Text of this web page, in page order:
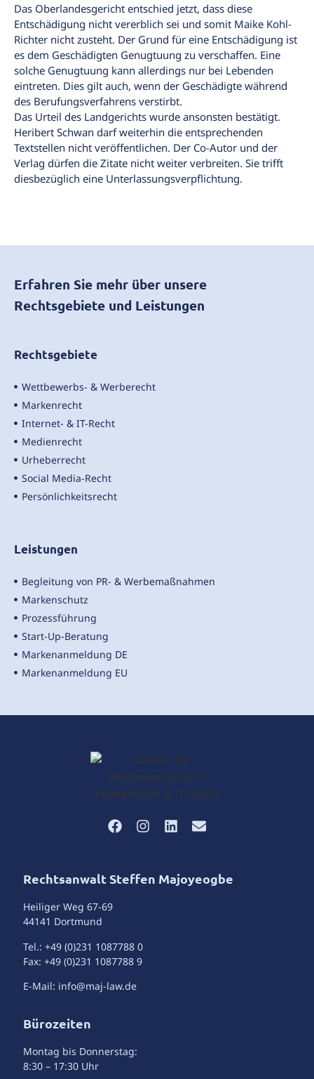
Das Oberlandesgericht entschied jetzt, dass diese
Entschädigung nicht vererblich sei und somit Maike Kohl-
Richter nicht zusteht. Der Grund für eine Entschädigung ist
es dem Geschädigten Genugtuung zu verschaffen. Eine
solche Genugtuung kann allerdings nur bei Lebenden
eintreten. Dies gilt auch, wenn der Geschädigte während
des Berufungsverfahrens verstirbt.
Das Urteil des Landgerichts wurde ansonsten bestätigt.
Heribert Schwan darf weiterhin die entsprechenden
Textstellen nicht veröffentlichen. Der Co-Autor und der
Verlag dürfen die Zitate nicht weiter verbreiten. Sie trifft
diesbezüglich eine Unterlassungsverpflichtung.
Erfahren Sie mehr über unsere
Rechtsgebiete und Leistungen
Rechtsgebiete
Wettbewerbs- & Werberecht
Markenrecht
Internet- & IT-Recht
Medienrecht
Urheberrecht
Social Media-Recht
Persönlichkeitsrecht
Leistungen
Begleitung von PR- & Werbemaßnahmen
Markenschutz
Prozessführung
Start-Up-Beratung
Markenanmeldung DE
Markenanmeldung EU
Rechtsanwalt Steffen Majoyeogbe
Heiliger Weg 67-69
44141 Dortmund
Tel.: +49 (0)231 1087788 0
Fax: +49 (0)231 1087788 9
E-Mail: info@maj-law.de
Bürozeiten
Montag bis Donnerstag:
8:30 – 17:30 Uhr